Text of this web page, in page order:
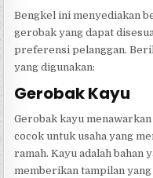
Bengkel ini menyediakan
gerobak yang dapat
preferensi pelanggan.
yang digunakan:
Gerobak Kayu
Gerobak kayu
cocok untuk usaha yang
ramah. Kayu adalah bahan
memberikan tampilan